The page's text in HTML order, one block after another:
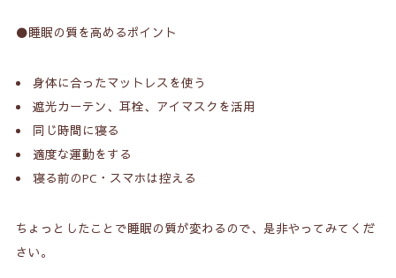
⚫️睡眠の質を高めるポイント
身体に合ったマットレスを使う
遮光カーテン、耳栓、アイマスクを活用
同じ時間に寝る
適度な運動をする
寝る前のPC・スマホは控える
ちょっとしたことで睡眠の質が変わるので、是非やってみてくだ
さい。